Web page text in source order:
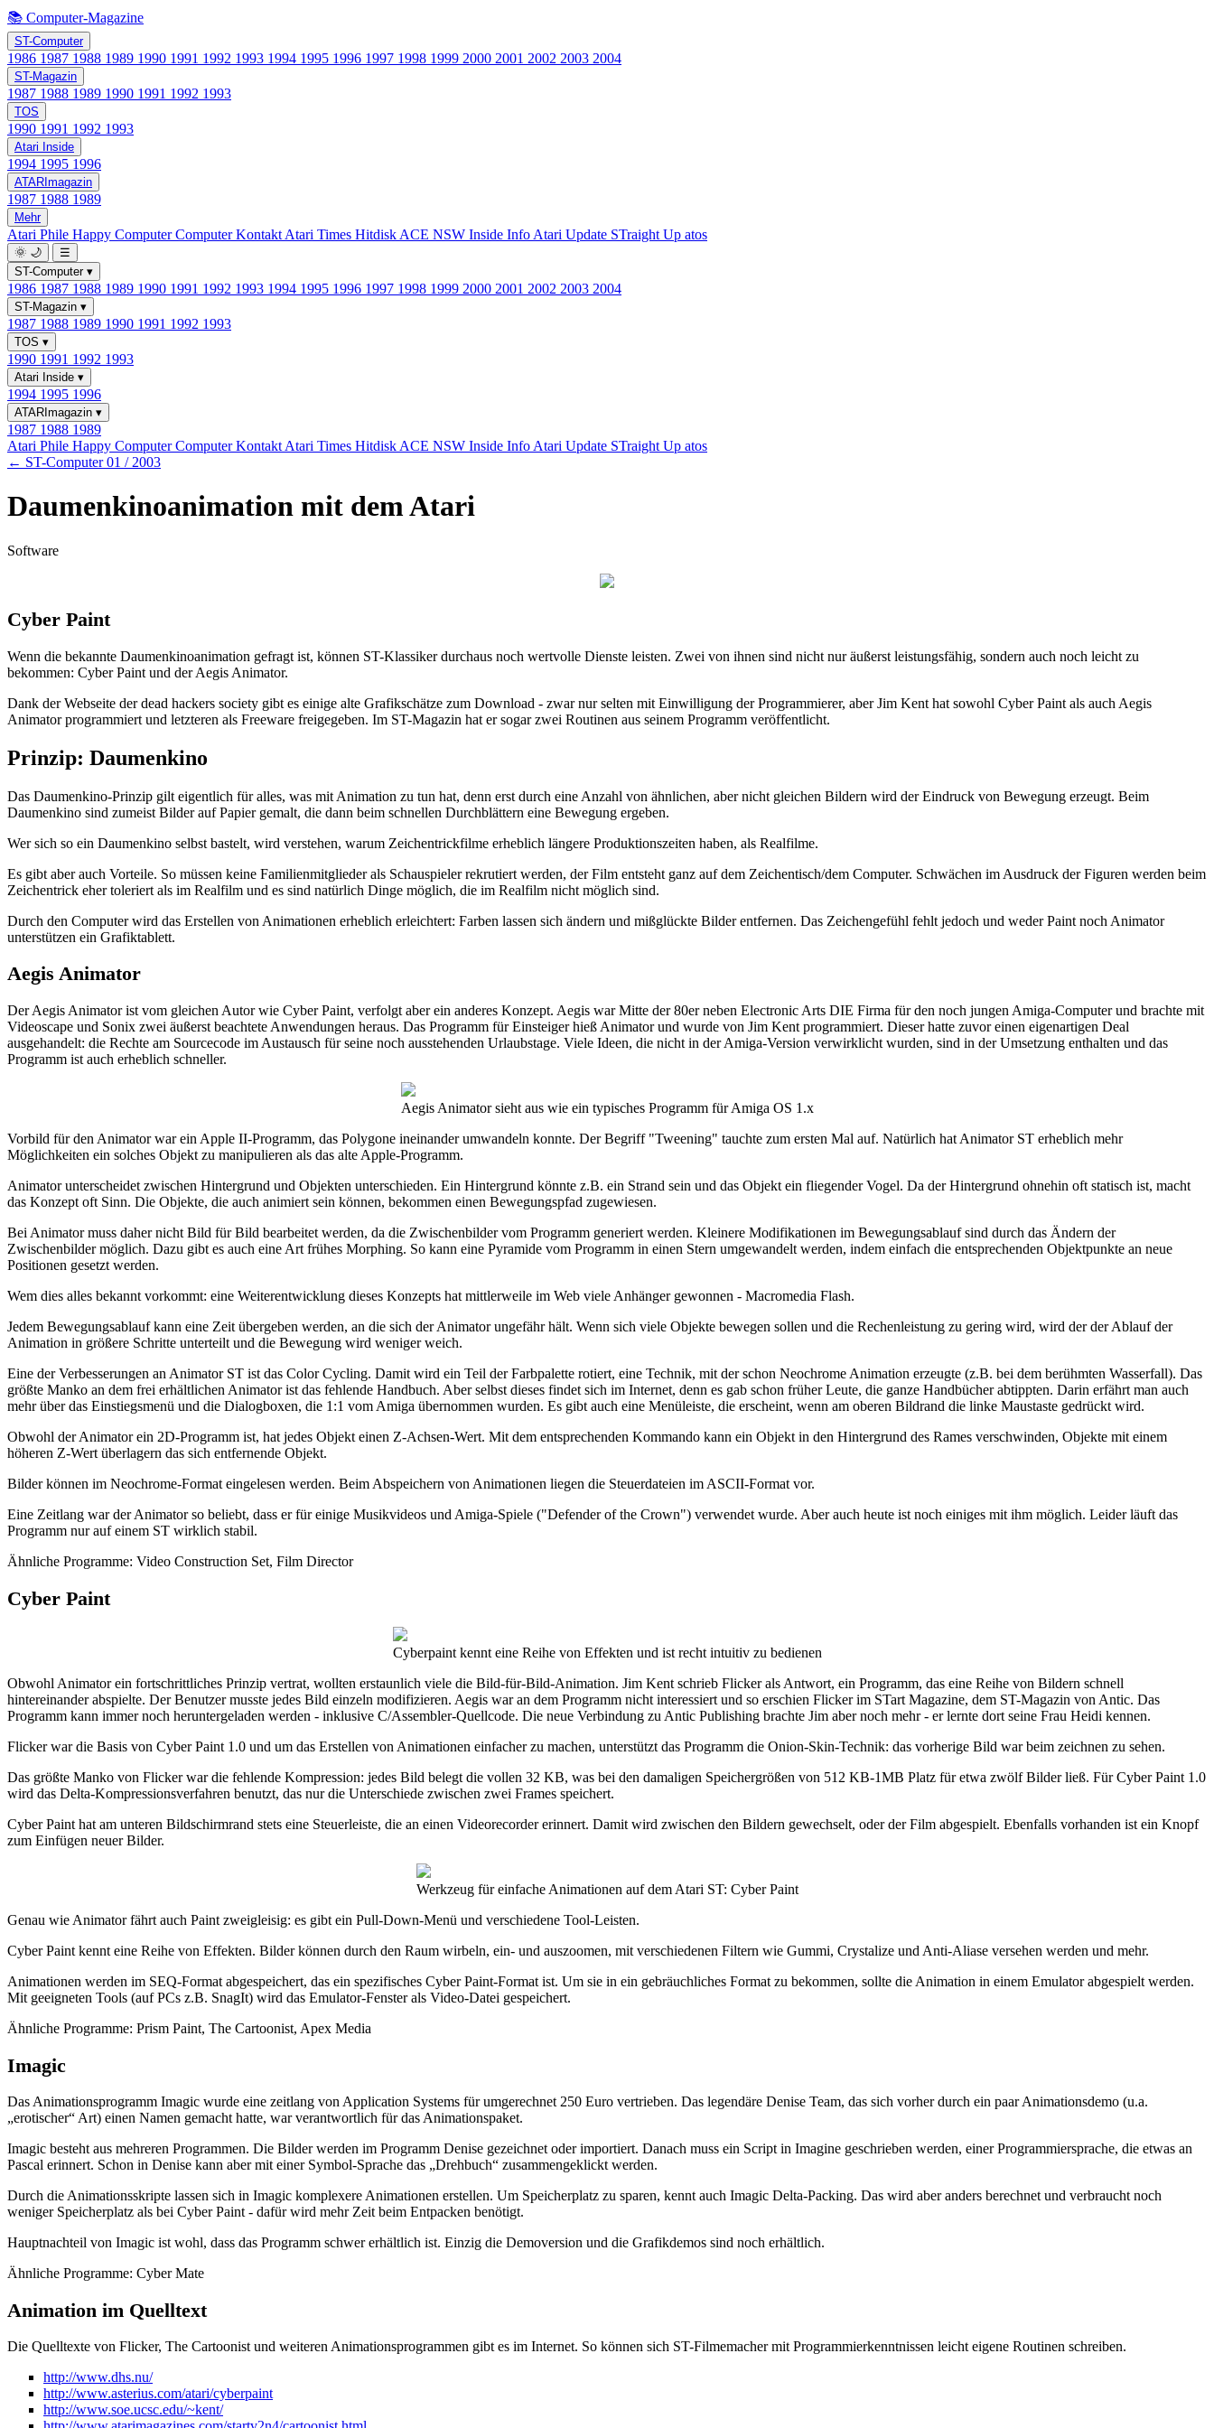
📚 Computer-Magazine
ST-Computer
1986 1987 1988 1989 1990 1991 1992 1993 1994 1995 1996 1997 1998 1999 2000 2001 2002 2003 2004
ST-Magazin
1987 1988 1989 1990 1991 1992 1993
TOS
1990 1991 1992 1993
Atari Inside
1994 1995 1996
ATARImagazin
1987 1988 1989
Mehr
Atari Phile Happy ComputerComputer Kontakt Atari Times Hitdisk ACE NSW Inside Info Atari Update STraight Up atos
🌞 🌙
☰
ST-Computer ▾
1986 1987 1988 1989 1990 1991 1992 1993 1994 1995 1996 1997 1998 1999 2000 2001 2002 2003 2004
ST-Magazin ▾
1987 1988 1989 1990 1991 1992 1993
TOS ▾
1990 1991 1992 1993
Atari Inside ▾
1994 1995 1996
ATARImagazin ▾
1987 1988 1989
Atari Phile Happy ComputerComputer Kontakt Atari Times Hitdisk ACE NSW Inside Info Atari Update STraight Up atos
← ST-Computer 01 / 2003
Daumenkinoanimation mit dem Atari
Software
Cyber Paint
Wenn die bekannte Daumenkinoanimation gefragt ist, können ST-Klassiker durchaus noch wertvolle Dienste leisten. Zwei von ihnen sind nicht nur äußerst leistungsfähig, sondern auch noch leicht zu
bekommen: Cyber Paint und der Aegis Animator.
Dank der Webseite der dead hackers society gibt es einige alte Grafikschätze zum Download - zwar nur selten mit Einwilligung der Programmierer, aber Jim Kent hat sowohl Cyber Paint als auch Aegis
Animator programmiert und letzteren als Freeware freigegeben. Im ST-Magazin hat er sogar zwei Routinen aus seinem Programm veröffentlicht.
Prinzip: Daumenkino
Das Daumenkino-Prinzip gilt eigentlich für alles, was mit Animation zu tun hat, denn erst durch eine Anzahl von ähnlichen, aber nicht gleichen Bildern wird der Eindruck von Bewegung erzeugt. Beim
Daumenkino sind zumeist Bilder auf Papier gemalt, die dann beim schnellen Durchblättern eine Bewegung ergeben.
Wer sich so ein Daumenkino selbst bastelt, wird verstehen, warum Zeichentrickfilme erheblich längere Produktionszeiten haben, als Realfilme.
Es gibt aber auch Vorteile. So müssen keine Familienmitglieder als Schauspieler rekrutiert werden, der Film entsteht ganz auf dem Zeichentisch/dem Computer. Schwächen im Ausdruck der Figuren werden beim
Zeichentrick eher toleriert als im Realfilm und es sind natürlich Dinge möglich, die im Realfilm nicht möglich sind.
Durch den Computer wird das Erstellen von Animationen erheblich erleichtert: Farben lassen sich ändern und mißglückte Bilder entfernen. Das Zeichengefühl fehlt jedoch und weder Paint noch Animator
unterstützen ein Grafiktablett.
Aegis Animator
Der Aegis Animator ist vom gleichen Autor wie Cyber Paint, verfolgt aber ein anderes Konzept. Aegis war Mitte der 80er neben Electronic Arts DIE Firma für den noch jungen Amiga-Computer und brachte mit
Videoscape und Sonix zwei äußerst beachtete Anwendungen heraus. Das Programm für Einsteiger hieß Animator und wurde von Jim Kent programmiert. Dieser hatte zuvor einen eigenartigen Deal
ausgehandelt: die Rechte am Sourcecode im Austausch für seine noch ausstehenden Urlaubstage. Viele Ideen, die nicht in der Amiga-Version verwirklicht wurden, sind in der Umsetzung enthalten und das
Programm ist auch erheblich schneller.
Aegis Animator sieht aus wie ein typisches Programm für Amiga OS 1.x
Vorbild für den Animator war ein Apple II-Programm, das Polygone ineinander umwandeln konnte. Der Begriff "Tweening" tauchte zum ersten Mal auf. Natürlich hat Animator ST erheblich mehr
Möglichkeiten ein solches Objekt zu manipulieren als das alte Apple-Programm.
Animator unterscheidet zwischen Hintergrund und Objekten unterschieden. Ein Hintergrund könnte z.B. ein Strand sein und das Objekt ein fliegender Vogel. Da der Hintergrund ohnehin oft statisch ist, macht
das Konzept oft Sinn. Die Objekte, die auch animiert sein können, bekommen einen Bewegungspfad zugewiesen.
Bei Animator muss daher nicht Bild für Bild bearbeitet werden, da die Zwischenbilder vom Programm generiert werden. Kleinere Modifikationen im Bewegungsablauf sind durch das Ändern der
Zwischenbilder möglich. Dazu gibt es auch eine Art frühes Morphing. So kann eine Pyramide vom Programm in einen Stern umgewandelt werden, indem einfach die entsprechenden Objektpunkte an neue
Positionen gesetzt werden.
Wem dies alles bekannt vorkommt: eine Weiterentwicklung dieses Konzepts hat mittlerweile im Web viele Anhänger gewonnen - Macromedia Flash.
Jedem Bewegungsablauf kann eine Zeit übergeben werden, an die sich der Animator ungefähr hält. Wenn sich viele Objekte bewegen sollen und die Rechenleistung zu gering wird, wird der der Ablauf der
Animation in größere Schritte unterteilt und die Bewegung wird weniger weich.
Eine der Verbesserungen an Animator ST ist das Color Cycling. Damit wird ein Teil der Farbpalette rotiert, eine Technik, mit der schon Neochrome Animation erzeugte (z.B. bei dem berühmten Wasserfall). Das
größte Manko an dem frei erhältlichen Animator ist das fehlende Handbuch. Aber selbst dieses findet sich im Internet, denn es gab schon früher Leute, die ganze Handbücher abtippten. Darin erfährt man auch
mehr über das Einstiegsmenü und die Dialogboxen, die 1:1 vom Amiga übernommen wurden. Es gibt auch eine Menüleiste, die erscheint, wenn am oberen Bildrand die linke Maustaste gedrückt wird.
Obwohl der Animator ein 2D-Programm ist, hat jedes Objekt einen Z-Achsen-Wert. Mit dem entsprechenden Kommando kann ein Objekt in den Hintergrund des Rames verschwinden, Objekte mit einem
höheren Z-Wert überlagern das sich entfernende Objekt.
Bilder können im Neochrome-Format eingelesen werden. Beim Abspeichern von Animationen liegen die Steuerdateien im ASCII-Format vor.
Eine Zeitlang war der Animator so beliebt, dass er für einige Musikvideos und Amiga-Spiele ("Defender of the Crown") verwendet wurde. Aber auch heute ist noch einiges mit ihm möglich. Leider läuft das
Programm nur auf einem ST wirklich stabil.
Ähnliche Programme: Video Construction Set, Film Director
Cyber Paint
Cyberpaint kennt eine Reihe von Effekten und ist recht intuitiv zu bedienen
Obwohl Animator ein fortschrittliches Prinzip vertrat, wollten erstaunlich viele die Bild-für-Bild-Animation. Jim Kent schrieb Flicker als Antwort, ein Programm, das eine Reihe von Bildern schnell
hintereinander abspielte. Der Benutzer musste jedes Bild einzeln modifizieren. Aegis war an dem Programm nicht interessiert und so erschien Flicker im STart Magazine, dem ST-Magazin von Antic. Das
Programm kann immer noch heruntergeladen werden - inklusive C/Assembler-Quellcode. Die neue Verbindung zu Antic Publishing brachte Jim aber noch mehr - er lernte dort seine Frau Heidi kennen.
Flicker war die Basis von Cyber Paint 1.0 und um das Erstellen von Animationen einfacher zu machen, unterstützt das Programm die Onion-Skin-Technik: das vorherige Bild war beim zeichnen zu sehen.
Das größte Manko von Flicker war die fehlende Kompression: jedes Bild belegt die vollen 32 KB, was bei den damaligen Speichergrößen von 512 KB-1MB Platz für etwa zwölf Bilder ließ. Für Cyber Paint 1.0
wird das Delta-Kompressionsverfahren benutzt, das nur die Unterschiede zwischen zwei Frames speichert.
Cyber Paint hat am unteren Bildschirmrand stets eine Steuerleiste, die an einen Videorecorder erinnert. Damit wird zwischen den Bildern gewechselt, oder der Film abgespielt. Ebenfalls vorhanden ist ein Knopf
zum Einfügen neuer Bilder.
Werkzeug für einfache Animationen auf dem Atari ST: Cyber Paint
Genau wie Animator fährt auch Paint zweigleisig: es gibt ein Pull-Down-Menü und verschiedene Tool-Leisten.
Cyber Paint kennt eine Reihe von Effekten. Bilder können durch den Raum wirbeln, ein- und auszoomen, mit verschiedenen Filtern wie Gummi, Crystalize und Anti-Aliase versehen werden und mehr.
Animationen werden im SEQ-Format abgespeichert, das ein spezifisches Cyber Paint-Format ist. Um sie in ein gebräuchliches Format zu bekommen, sollte die Animation in einem Emulator abgespielt werden.
Mit geeigneten Tools (auf PCs z.B. SnagIt) wird das Emulator-Fenster als Video-Datei gespeichert.
Ähnliche Programme: Prism Paint, The Cartoonist, Apex Media
Imagic
Das Animationsprogramm Imagic wurde eine zeitlang von Application Systems für umgerechnet 250 Euro vertrieben. Das legendäre Denise Team, das sich vorher durch ein paar Animationsdemo (u.a.
„erotischer“ Art) einen Namen gemacht hatte, war verantwortlich für das Animationspaket.
Imagic besteht aus mehreren Programmen. Die Bilder werden im Programm Denise gezeichnet oder importiert. Danach muss ein Script in Imagine geschrieben werden, einer Programmiersprache, die etwas an
Pascal erinnert. Schon in Denise kann aber mit einer Symbol-Sprache das „Drehbuch“ zusammengeklickt werden.
Durch die Animationsskripte lassen sich in Imagic komplexere Animationen erstellen. Um Speicherplatz zu sparen, kennt auch Imagic Delta-Packing. Das wird aber anders berechnet und verbraucht noch
weniger Speicherplatz als bei Cyber Paint - dafür wird mehr Zeit beim Entpacken benötigt.
Hauptnachteil von Imagic ist wohl, dass das Programm schwer erhältlich ist. Einzig die Demoversion und die Grafikdemos sind noch erhältlich.
Ähnliche Programme: Cyber Mate
Animation im Quelltext
Die Quelltexte von Flicker, The Cartoonist und weiteren Animationsprogrammen gibt es im Internet. So können sich ST-Filmemacher mit Programmierkenntnissen leicht eigene Routinen schreiben.
http://www.dhs.nu/
http://www.asterius.com/atari/cyberpaint
http://www.soe.ucsc.edu/~kent/